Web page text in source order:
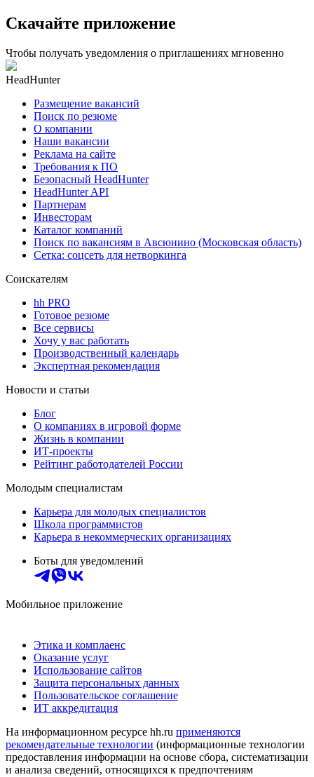
Скачайте приложение
Чтобы получать уведомления о приглашениях мгновенно
HeadHunter
Размещение вакансий
Поиск по резюме
О компании
Наши вакансии
Реклама на сайте
Требования к ПО
Безопасный HeadHunter
HeadHunter API
Партнерам
Инвесторам
Каталог компаний
Поиск по вакансиям в Авсюнино (Московская область)
Сетка: соцсеть для нетворкинга
Соискателям
hh PRO
Готовое резюме
Все сервисы
Хочу у вас работать
Производственный календарь
Экспертная рекомендация
Новости и статьи
Блог
О компаниях в игровой форме
Жизнь в компании
ИТ-проекты
Рейтинг работодателей России
Молодым специалистам
Карьера для молодых специалистов
Школа программистов
Карьера в некоммерческих организациях
Боты для уведомлений
Мобильное приложение
Этика и комплаенс
Оказание услуг
Использование сайтов
Защита персональных данных
Пользовательское соглашение
ИТ аккредитация
На информационном ресурсе hh.ru применяются
рекомендательные технологии (информационные технологии
предоставления информации на основе сбора, систематизации
и анализа сведений, относящихся к предпочтениям